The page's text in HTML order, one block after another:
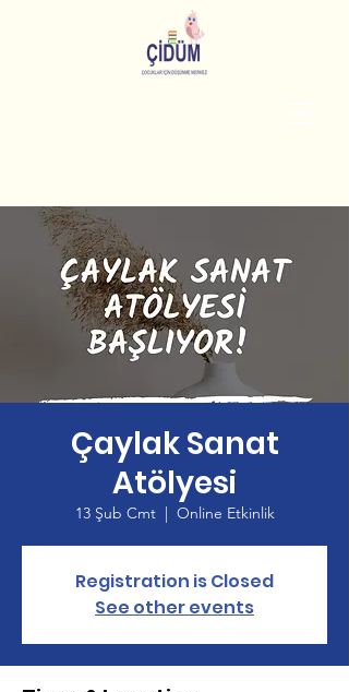
Çaylak Sanat
Atölyesi
13 Şub Cmt
  |
Online Etkinlik
Registration is Closed
See other events